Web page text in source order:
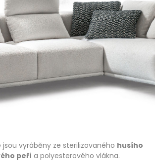
jsou vyráběny ze sterilizovaného husího
peří a polyesterového vlákna.